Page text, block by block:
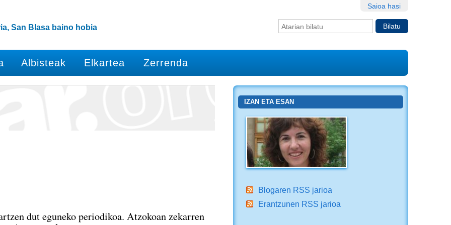
Saioa hasi
Bilatu atarian
San Blasa baino hobia
Albisteak Elkartea Zerrenda
dut eguneko periodikoa. Atzokoan zekarren
IZAN ETA ESAN
Blogaren RSS jarioa
Erantzunen RSS jarioa